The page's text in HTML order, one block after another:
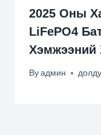
2025 Оны
LiFePO4
Хэмжээний
By админ